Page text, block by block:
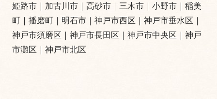
姫路市 ｜ 加古川市 ｜高砂市 ｜ 三木市 ｜小野市｜稲美
町 ｜播磨町 ｜ 明石市 ｜神戸市西区 ｜神戸市垂水区 ｜
神戸市須磨区 ｜神戸市長田区 ｜神戸市中央区 ｜神戸
市灘区 ｜神戸市北区